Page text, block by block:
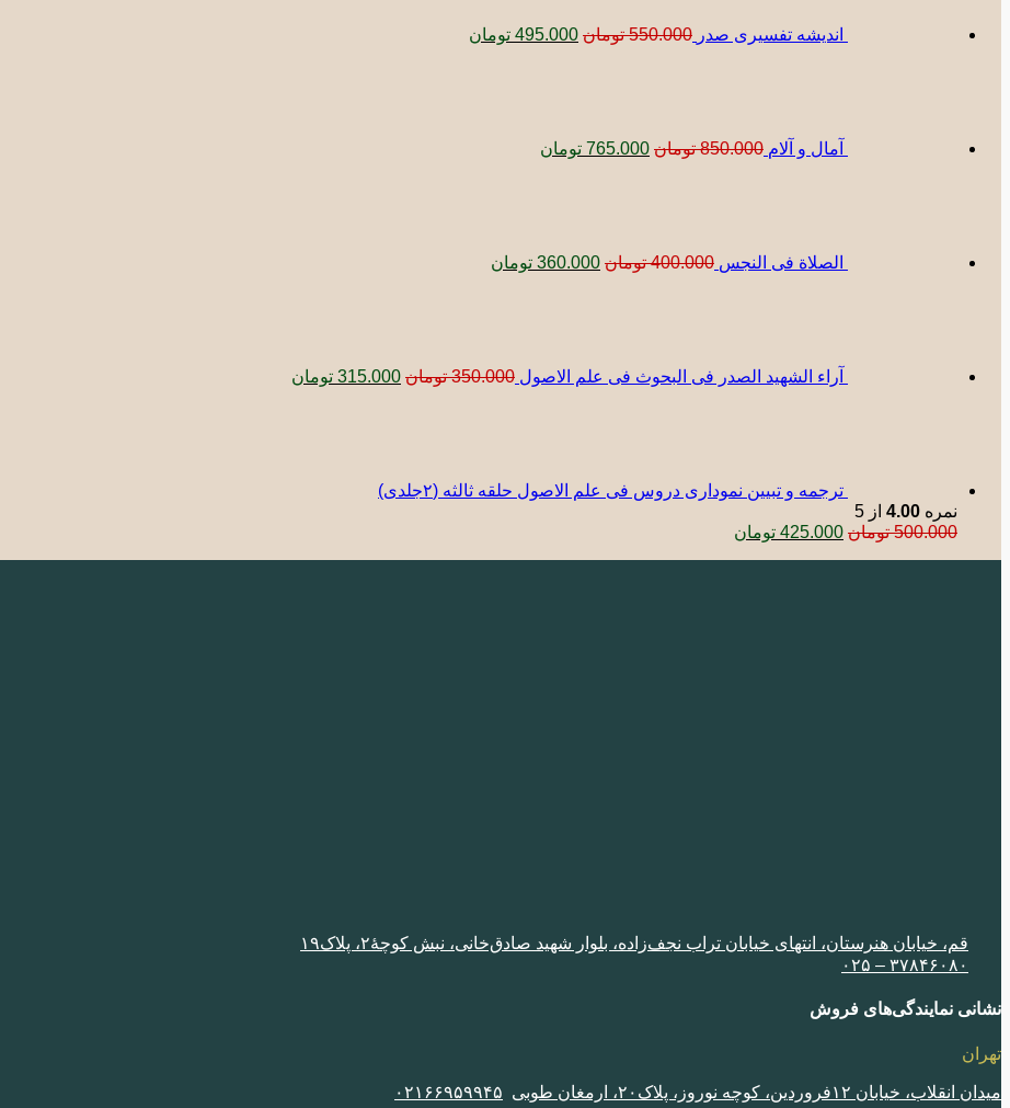
اندیشه تفسیری صدر 550.000 تومان 495.000 تومان
آمال و آلام 850.000 تومان 765.000 تومان
الصلاة فی النجس 400.000 تومان 360.000 تومان
آراء الشهید الصدر فی البحوث فی علم الاصول 350.000 تومان 315.000 تومان
ترجمه و تبیین نموداری دروس فی علم الاصول حلقه ثالثه (٢جلدی)
نمره 4.00 از 5
500.000 تومان قیمت
425.000 تومان
قم، خیابان هنرستان، انتهای خیابان تراب نجف‌زاده، بلوار شهید صادق‌خانی، نبش کوچۀ٢، پلاک١٩
٣٧٨۴۶٠٨٠ – ٠٢۵
نشانی نمایندگی‌های فروش
تهران
میدان انقلاب، خیابان ١٢فروردین، کوچه نوروز، پلاک٢٠، ارمغان طوبی ٠٢١۶۶٩۵٩٩۴۵